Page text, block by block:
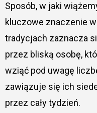
Sposób, w jaki
kluczowe znaczenie
tradycjach zaznacza
przez bliską osobę,
wziąć pod uwagę
zawiązuje się ich
przez cały tydzień.